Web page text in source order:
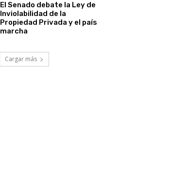
El Senado debate la Ley de
Inviolabilidad de la
Propiedad Privada y el país
marcha
Cargar más